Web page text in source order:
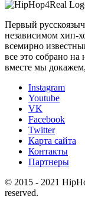
Первый
независимом хип-
всемирно
все это собрано
вместе мы
Instagram
Youtube
VK
Facebook
Twitter
Карта сайта
Контакты
Партнеры
© 2015 - 2021
reserved.